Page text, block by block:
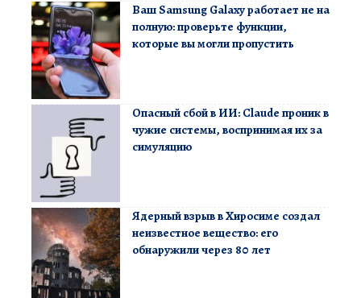
Ваш Samsung Galaxy работает не на
полную: проверьте функции,
которые вы могли пропустить
Опасный сбой в ИИ: Claude проник в
чужие системы, воспринимая их за
симуляцию
Ядерный взрыв в Хиросиме создал
неизвестное вещество: его
обнаружили через 80 лет